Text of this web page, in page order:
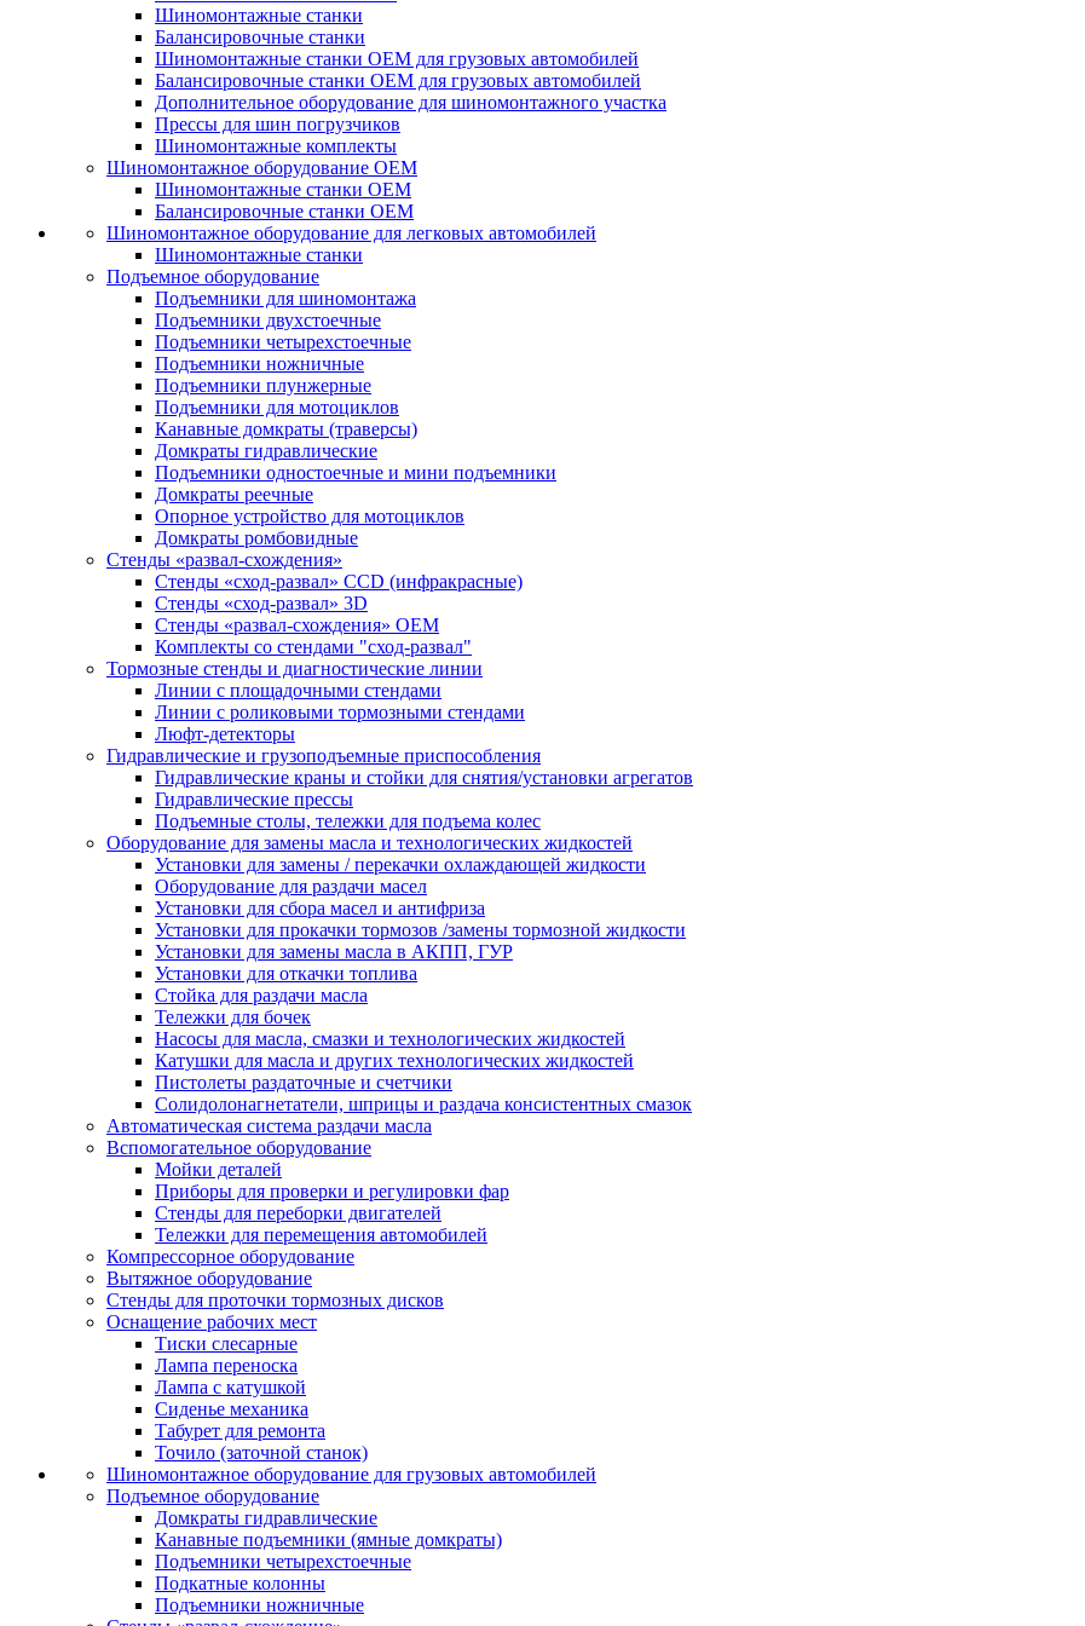
Шиномонтажные станки
Балансировочные станки
Шиномонтажные станки ОЕМ для грузовых автомобилей
Балансировочные станки ОЕМ для грузовых автомобилей
Дополнительное оборудование для шиномонтажного участка
Прессы для шин погрузчиков
Шиномонтажные комплекты
Шиномонтажное оборудование ОЕМ
Шиномонтажные станки ОЕМ
Балансировочные станки ОЕМ
Шиномонтажное оборудование для легковых автомобилей
Шиномонтажные станки
Подъемное оборудование
Подъемники для шиномонтажа
Подъемники двухстоечные
Подъемники четырехстоечные
Подъемники ножничные
Подъемники плунжерные
Подъемники для мотоциклов
Канавные домкраты (траверсы)
Домкраты гидравлические
Подъемники одностоечные и мини подъемники
Домкраты реечные
Опорное устройство для мотоциклов
Домкраты ромбовидные
Стенды «развал-схождения»
Стенды «сход-развал» CCD (инфракрасные)
Стенды «сход-развал» 3D
Стенды «развал-схождения» ОЕМ
Комплекты со стендами "сход-развал"
Тормозные стенды и диагностические линии
Линии с площадочными стендами
Линии с роликовыми тормозными стендами
Люфт-детекторы
Гидравлические и грузоподъемные приспособления
Гидравлические краны и стойки для снятия/установки агрегатов
Гидравлические прессы
Подъемные столы, тележки для подъема колес
Оборудование для замены масла и технологических жидкостей
Установки для замены / перекачки охлаждающей жидкости
Оборудование для раздачи масел
Установки для сбора масел и антифриза
Установки для прокачки тормозов /замены тормозной жидкости
Установки для замены масла в АКПП, ГУР
Установки для откачки топлива
Стойка для раздачи масла
Тележки для бочек
Насосы для масла, смазки и технологических жидкостей
Катушки для масла и других технологических жидкостей
Пистолеты раздаточные и счетчики
Солидолонагнетатели, шприцы и раздача консистентных смазок
Автоматическая система раздачи масла
Вспомогательное оборудование
Мойки деталей
Приборы для проверки и регулировки фар
Стенды для переборки двигателей
Тележки для перемещения автомобилей
Компрессорное оборудование
Вытяжное оборудование
Стенды для проточки тормозных дисков
Оснащение рабочих мест
Тиски слесарные
Лампа переноска
Лампа с катушкой
Сиденье механика
Табурет для ремонта
Точило (заточной станок)
Шиномонтажное оборудование для грузовых автомобилей
Подъемное оборудование
Домкраты гидравлические
Канавные подъемники (ямные домкраты)
Подъемники четырехстоечные
Подкатные колонны
Подъемники ножничные